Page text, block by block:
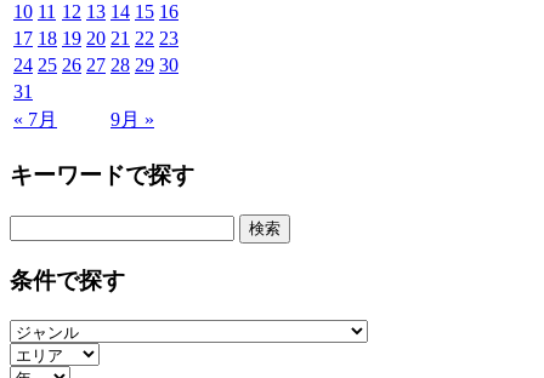
« 7月 9月 »
10 11 12 13 14 15 16
17 18 19 20 21 22 23
24 25 26 27 28 29 30
31
キーワードで探す
条件で探す